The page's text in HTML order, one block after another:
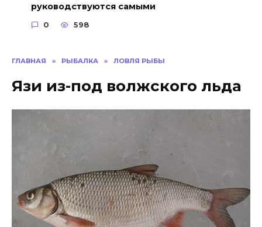
ГЛАВНАЯ » РЫБАЛКА » ЛОВЛЯ РЫБЫ
Язи из-под волжского льда
руководствуются самыми
0 598